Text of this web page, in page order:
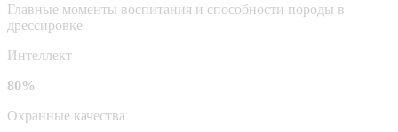
Главные моменты воспитания и способности породы в
дрессировке
Интеллект
80%
Охранные качества